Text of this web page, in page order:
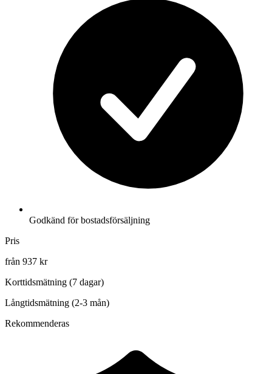
Godkänd för bostadsförsäljning
Pris
från 937 kr
Korttidsmätning (7 dagar)
Långtidsmätning (2-3 mån)
Rekommenderas